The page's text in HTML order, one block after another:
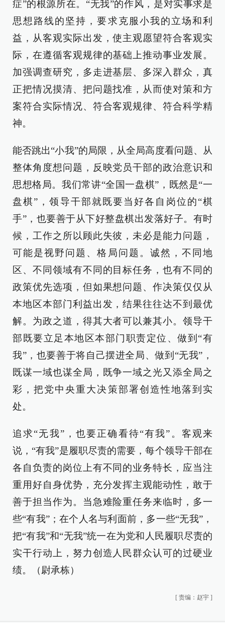
症”的根源所在。“无我”的作风，是对实事求是
思想路线的坚持，要求克服小我的立场和利
益，从客观实际出发，使主观愿望符合客观实
际，在遵循客观规律的基础上推动事业发展。
加强调查研究，多走进基层、多深入群众，真
正把情况摸清、把问题找准，从而使对策和方
案符合实际情况、符合客观规律、符合科学精
神。
能否跳出“小我”的局限，从全局高度看问题、从
整体角度想问题，反映党员干部的政治意识和
思想格局。我们常讲“全国一盘棋”，既然是“一
盘棋”，领导干部就既要当好各自岗位的“棋
手”，也要善于从下好整盘棋出发落好子。有时
候，工作之所以顾此失彼，未必是能力问题，
可能是视野问题、格局问题。诚然，不同地
区、不同领域有不同的目标任务，也有不同的
政策优先选项，但如果想问题、作决策仅仅从
本地区本部门利益出发，结果往往达不到最优
解。为政之道，得其大者可以兼其小。领导干
部既要立足本地区本部门职责定位、做到“有
我”，也要善于将自己摆进全局、做到“无我”，
既谋一域也谋全局，既争一域之光又添全局之
彩，把党中央重大决策部署创造性地落到实
处。
追求“无我”，也要正确看待“有我”。客观来
说，“有我”是履职尽责的需要，每个领导干部在
各自负责的岗位上有不同的业务特长，应当注
重用好自身优势，充分发挥主观能动性，敢于
善于担当作为。当急难险重任务来临时，多一
些“有我”；在个人名与利面前，多一些“无我”，
把“有我”和“无我”统一在为党和人民履职尽责的
实干行动上，努力创造人民群众认可的过硬业
绩。（尉承栋）
[ 责编：赵宇 ]